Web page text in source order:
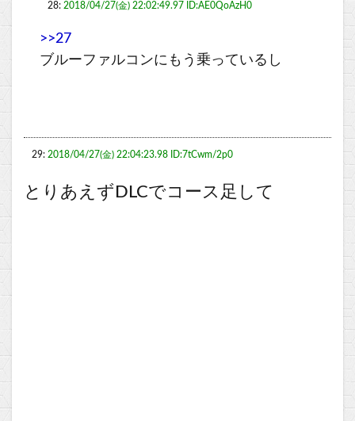
28: 2018/04/27(金) 22:02:49.97 ID:AE0QoAzH0
>>27
ブルーファルコンにもう乗っているし
29: 2018/04/27(金) 22:04:23.98 ID:7tCwm/2p0
とりあえずDLCでコース足して